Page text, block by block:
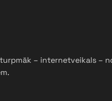
turpmāk – internetveikals –